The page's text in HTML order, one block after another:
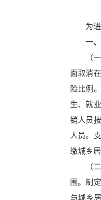
为
一
（
面取消
险比例
生、就
销人员
人员。
缴城乡
（
围。制
与城乡